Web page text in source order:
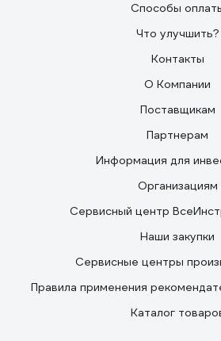
Способы
Что улучшить?
Контакты
О Компании
Поставщикам
Партнерам
Информация для
Организациям
Сервисный центр
Наши закупки
Сервисные центры
Правила применения
Каталог